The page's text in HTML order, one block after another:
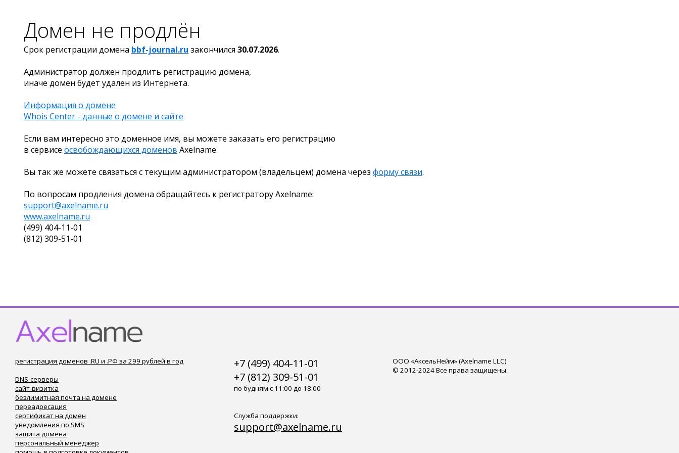
Домен не продлён
Срок регистрации домена bbf-journal.ru закончился 30.07.2026.
Администратор должен продлить регистрацию домена,
иначе домен будет удален из Интернета.
Информация о домене
Whois Center - данные о домене и сайте
Если вам интересно это доменное имя, вы можете заказать его регистрацию
в сервисе освобождающихся доменов Axelname.
Вы так же можете связаться с текущим администратором (владельцем) домена через форму связи.
По вопросам продления домена обращайтесь к регистратору Axelname:
support@axelname.ru
www.axelname.ru
(499) 404-11-01
(812) 309-51-01
регистрация доменов .RU и .РФ за 299 рублей в год
DNS-серверы
сайт-визитка
безлимитная почта на домене
переадресация
сертификат на домен
уведомления по SMS
защита домена
персональный менеджер
+7 (499) 404-11-01
+7 (812) 309-51-01
по будням с 11:00 до 18:00
Служба поддержки:
support@axelname.ru
ООО «АксельНейм» (Axelname LLC)
© 2012-2024 Все права защищены.